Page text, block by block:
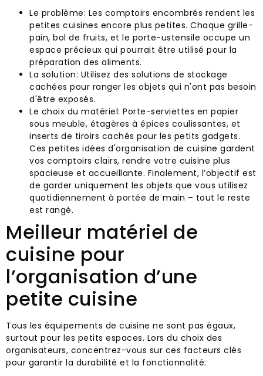
Le problème: Les comptoirs encombrés rendent les
petites cuisines encore plus petites. Chaque grille-
pain, bol de fruits, et le porte-ustensile occupe un
espace précieux qui pourrait être utilisé pour la
préparation des aliments.
La solution: Utilisez des solutions de stockage
cachées pour ranger les objets qui n'ont pas besoin
d'être exposés.
Le choix du matériel: Porte-serviettes en papier
sous meuble, étagères à épices coulissantes, et
inserts de tiroirs cachés pour les petits gadgets.
Ces petites idées d'organisation de cuisine gardent
vos comptoirs clairs, rendre votre cuisine plus
spacieuse et accueillante. Finalement, l’objectif est
de garder uniquement les objets que vous utilisez
quotidiennement à portée de main – tout le reste
est rangé.
Meilleur matériel de
cuisine pour
l’organisation d’une
petite cuisine
Tous les équipements de cuisine ne sont pas égaux,
surtout pour les petits espaces. Lors du choix des
organisateurs, concentrez-vous sur ces facteurs clés
pour garantir la durabilité et la fonctionnalité: